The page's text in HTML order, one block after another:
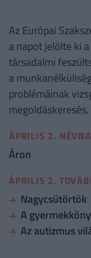
Az Európai
a napot jelölte ki
társadalmi
a
problémáinak
megoldáskeresés.
ÁPRILIS 2.
Áron
ÁPRILIS 2.
Nagycsütörtök
A
Az autizmus